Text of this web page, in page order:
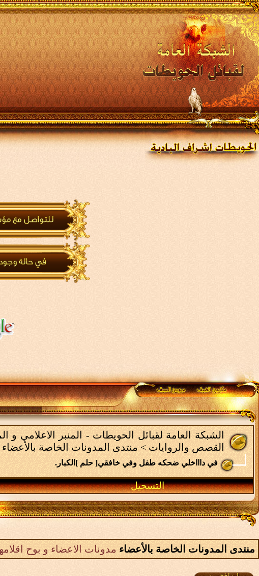
الشبكة العامة لقبائل الحويطات - المنبر الاعلامي و
القصص والروايات > منتدى المدونات الخاصة بالأعضاء
في داااخلي ضحكه طفل وفي خافقي[ حلم ]الكبار.
التسجيل
منتدى المدونات الخاصة بالأعضاء مدونات الاعضاء و بوح